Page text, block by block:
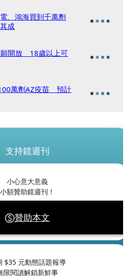
、鴻海買到千萬劑
成
願開放 18歲以上可
萬劑AZ疫苗 預計
支持鏡週刊
小心意大意義
小額贊助鏡週刊！
贊助本文
$35 元動態話題報導
限閱讀解鎖新鮮事